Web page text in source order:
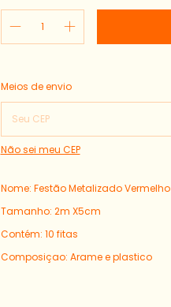
Entregas para o CEP:
Meios de envio
Não sei meu CEP
Nome: Festão Metalizado Vermelho
Tamanho: 2m X5cm
Contém: 10 fitas
Composiçao: Arame e plastico